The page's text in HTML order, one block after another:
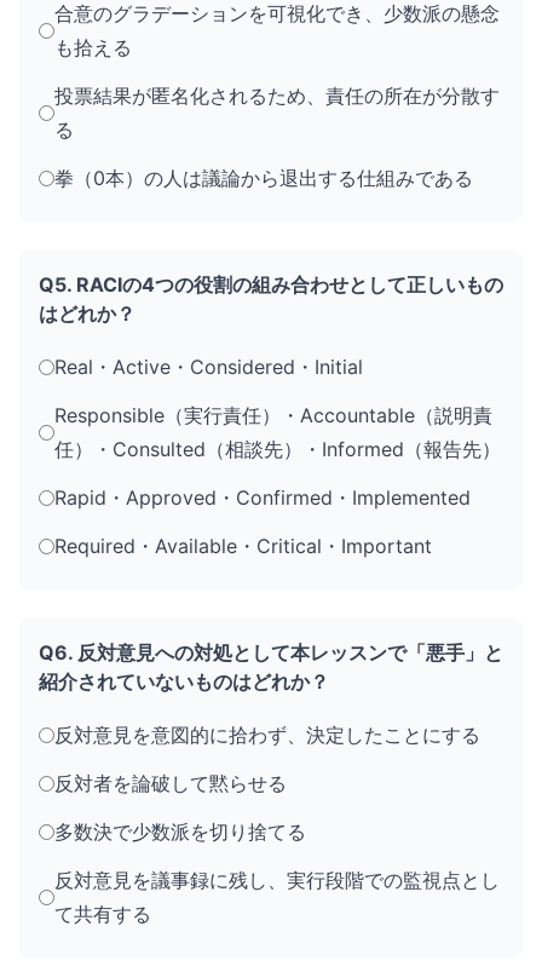
合意のグラデーションを可視化でき、少数派の懸念
も拾える
投票結果が匿名化されるため、責任の所在が分散す
る
拳（0本）の人は議論から退出する仕組みである
Q5. RACIの4つの役割の組み合わせとして正しいもの
はどれか？
Real・Active・Considered・Initial
Responsible（実行責任）・Accountable（説明責
任）・Consulted（相談先）・Informed（報告先）
Rapid・Approved・Confirmed・Implemented
Required・Available・Critical・Important
Q6. 反対意見への対処として本レッスンで「悪手」と
紹介されていないものはどれか？
反対意見を意図的に拾わず、決定したことにする
反対者を論破して黙らせる
多数決で少数派を切り捨てる
反対意見を議事録に残し、実行段階での監視点とし
て共有する